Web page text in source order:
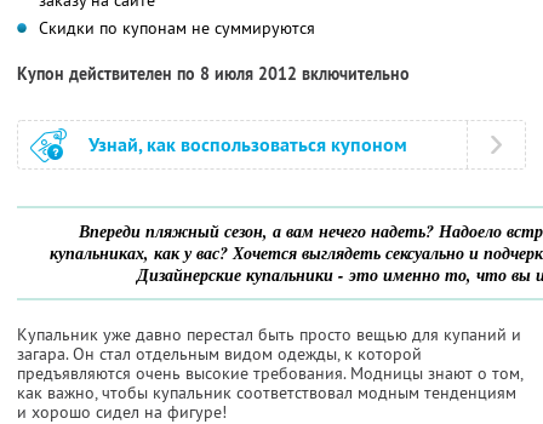
Скидки по купонам не суммируются
Купон действителен по 8 июля 2012 включительно
Узнай, как воспользоваться купоном
Впереди пляжный сезон, а вам нечего надеть? Надоело
купальниках, как у вас? Хочется выглядеть сексуально и
Дизайнерские купальники - это именно то, что вы
Купальник уже давно перестал быть просто вещью для ку­паний и
загара. Он стал отдельным видом одежды, к которой
предъявляются очень высокие требова­ния. Модницы знают о том,
как важно, чтобы купальник соответство­вал модным тенденциям
и хорошо сидел на фигуре!